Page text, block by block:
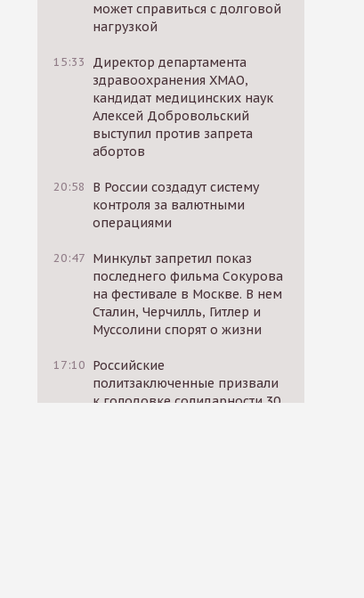
может справиться с долговой
нагрузкой
15:33
Директор департамента
здравоохранения ХМАО,
кандидат медицинских наук
Алексей Добровольский
выступил против запрета
абортов
20:58
В России создадут систему
контроля за валютными
операциями
20:47 Минкульт запретил показ
последнего фильма Сокурова
на фестивале в Москве. В нем
Сталин, Черчилль, Гитлер и
Муссолини спорят о жизни
17:10 Российские
политзаключенные призвали
к голодовке солидарности 30